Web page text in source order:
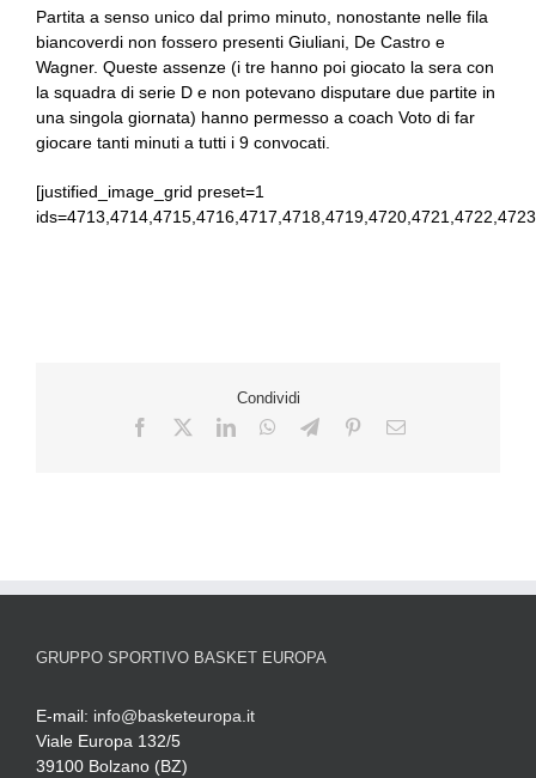
Partita a senso unico dal primo minuto, nonostante nelle fila
biancoverdi non fossero presenti Giuliani, De Castro e
Wagner. Queste assenze (i tre hanno poi giocato la sera con
la squadra di serie D e non potevano disputare due partite in
una singola giornata) hanno permesso a coach Voto di far
giocare tanti minuti a tutti i 9 convocati.
[justified_image_grid preset=1
Condividi
GRUPPO SPORTIVO BASKET EUROPA
E-mail: info@basketeuropa.it
Viale Europa 132/5
39100 Bolzano (BZ)